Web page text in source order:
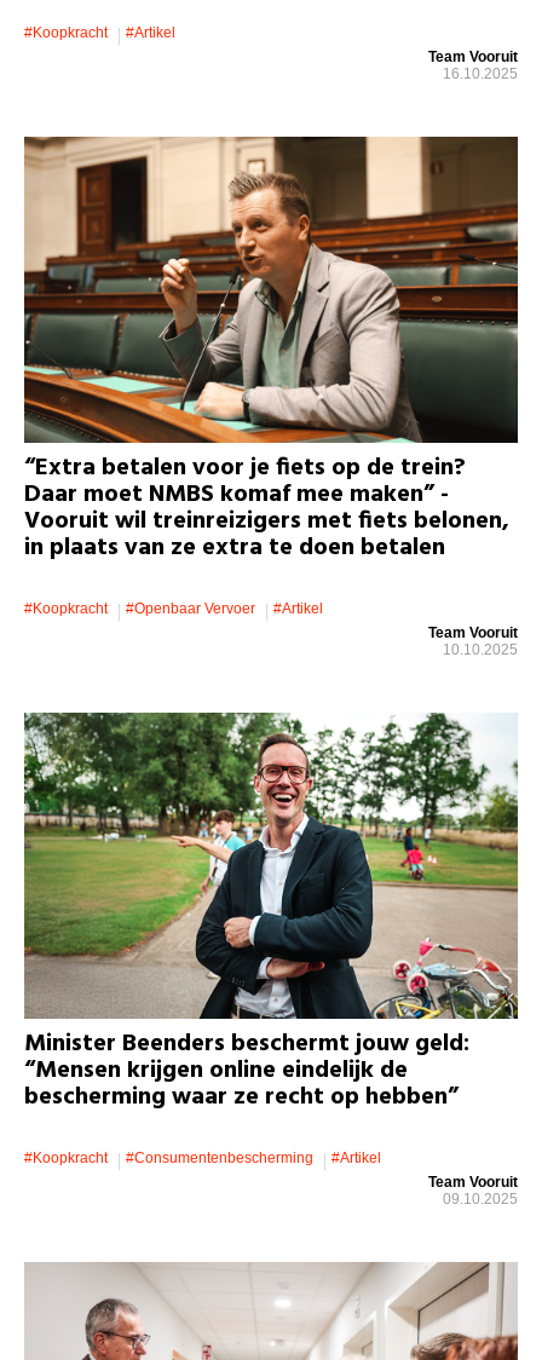
#koopkracht
#artikel
Team Vooruit
16.10.2025
“Extra betalen voor je fiets op de trein?
Daar moet NMBS komaf mee maken” -
Vooruit wil treinreizigers met fiets belonen,
in plaats van ze extra te doen betalen
#koopkracht #openbaar Vervoer
#artikel
Team Vooruit
10.10.2025
Minister Beenders beschermt jouw geld:
“Mensen krijgen online eindelijk de
bescherming waar ze recht op hebben”
#koopkracht #consumentenbescherming
#artikel
Team Vooruit
09.10.2025